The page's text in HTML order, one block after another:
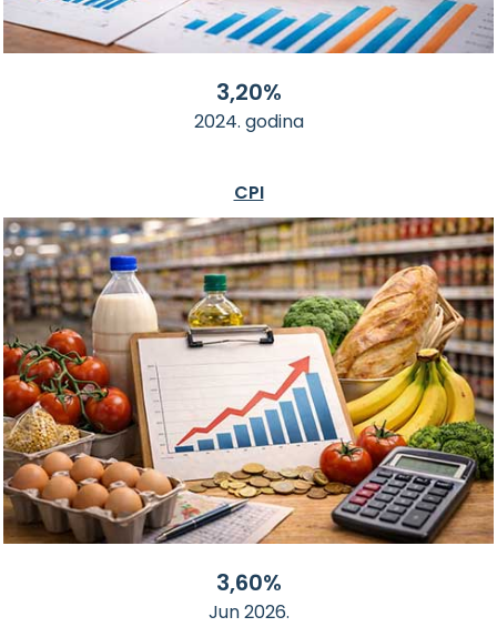
3,20%
2024. godina
CPI
3,60%
Jun 2026.